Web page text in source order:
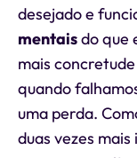
desejado e
mentaisdo que
mais
quando
uma perda.
duas vezes